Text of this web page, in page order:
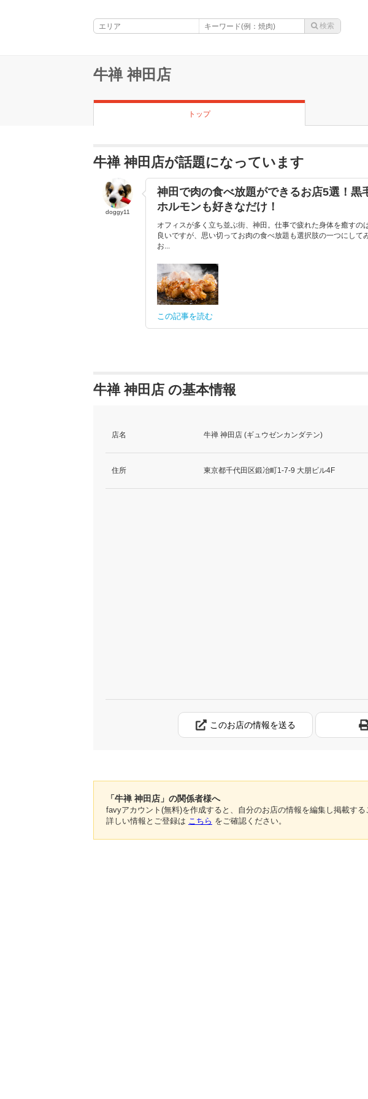
牛禅 神田店
トップ
牛禅 神田店が話題になっています
doggy11
神田で肉の食べ放題ができるお店5選！黒
ホルモンも好きなだけ！
オフィスが多く立ち並ぶ街、神田。仕事で疲れた身体を癒す
良いですが、思い切ってお肉の食べ放題も選択肢の一つにし
お...
この記事を読む
牛禅 神田店 の基本情報
店名 牛禅 神田店 (ギュウゼンカンダテン)
住所 東京都千代田区鍛冶町1-7-9 大朋ビル4F
このお店の情報を送る
「牛禅 神田店」の関係者様へ
favyアカウント(無料)を作成すると、自分のお店の情報を編集し掲載する
詳しい情報とご登録は こちら をご確認ください。